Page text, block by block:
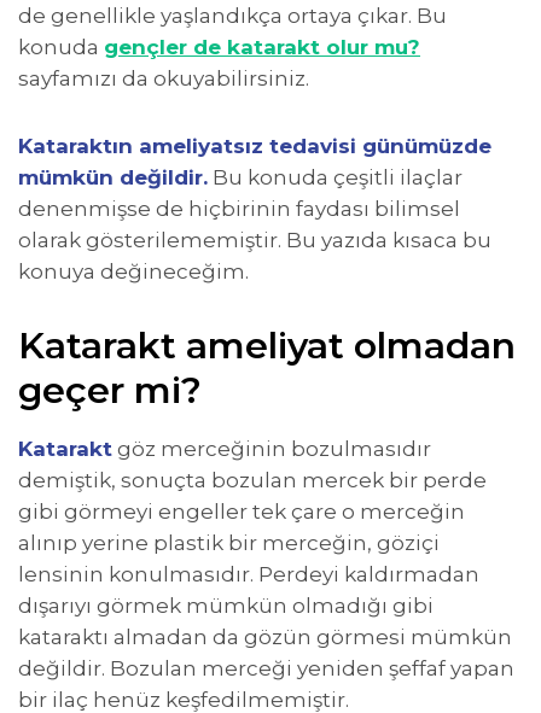
de genellikle yaşlandıkça ortaya çıkar. Bu
konuda gençler de katarakt olur mu?
sayfamızı da okuyabilirsiniz.
Kataraktın ameliyatsız tedavisi günümüzde
mümkün değildir. Bu konuda çeşitli ilaçlar
denenmişse de hiçbirinin faydası bilimsel
olarak gösterilememiştir. Bu yazıda kısaca bu
konuya değineceğim.
Katarakt ameliyat olmadan
geçer mi?
Katarakt göz merceğinin bozulmasıdır
demiştik, sonuçta bozulan mercek bir perde
gibi görmeyi engeller tek çare o merceğin
alınıp yerine plastik bir merceğin, göziçi
lensinin konulmasıdır. Perdeyi kaldırmadan
dışarıyı görmek mümkün olmadığı gibi
kataraktı almadan da gözün görmesi mümkün
değildir. Bozulan merceği yeniden şeffaf yapan
bir ilaç henüz keşfedilmemiştir.